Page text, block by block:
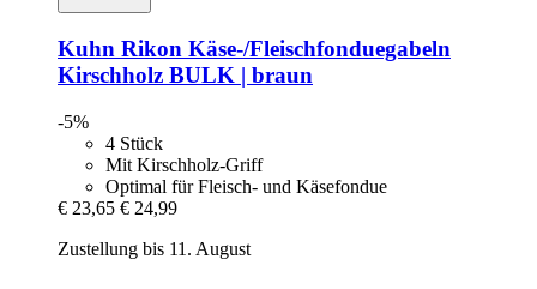
Kuhn Rikon Käse-​/Fleischfonduegabeln
Kirschholz BULK | braun
-5%
4 Stück
Mit Kirschholz-Griff
Optimal für Fleisch- und Käsefondue
€ 23,65 € 24,99
Zustellung bis 11. August